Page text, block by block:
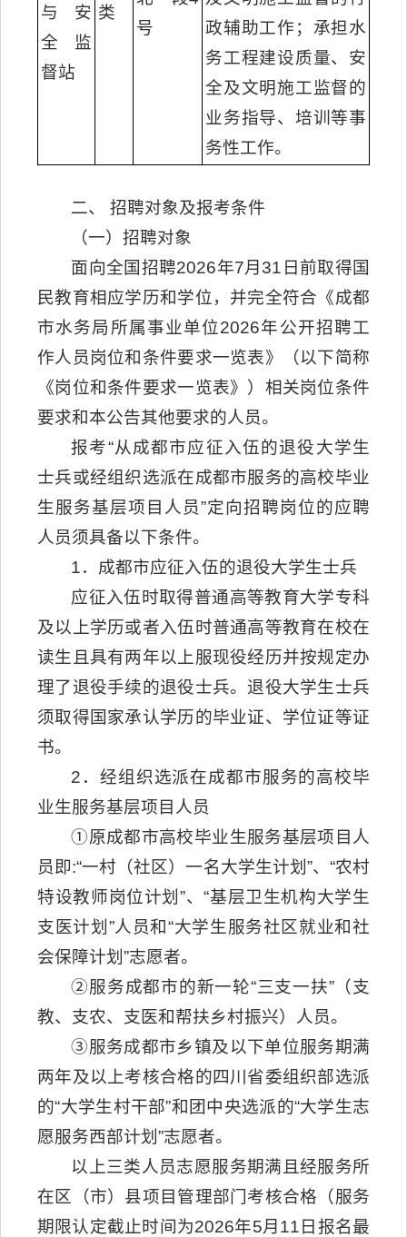
与安
全监
督站
类
号
政辅助工作；承担水
务工程建设质量、安
全及文明施工监督的
业务指导、培训等事
务性工作。
二、 招聘对象及报考条件
（一）招聘对象
面向全国招聘2026年7月31日前取得国
民教育相应学历和学位，并完全符合《成都
市水务局所属事业单位2026年公开招聘工
作人员岗位和条件要求一览表》（以下简称
《岗位和条件要求一览表》）相关岗位条件
要求和本公告其他要求的人员。
报考“从成都市应征入伍的退役大学生
士兵或经组织选派在成都市服务的高校毕业
生服务基层项目人员”定向招聘岗位的应聘
人员须具备以下条件。
1．成都市应征入伍的退役大学生士兵
应征入伍时取得普通高等教育大学专科
及以上学历或者入伍时普通高等教育在校在
读生且具有两年以上服现役经历并按规定办
理了退役手续的退役士兵。退役大学生士兵
须取得国家承认学历的毕业证、学位证等证
书。
2．经组织选派在成都市服务的高校毕
业生服务基层项目人员
①原成都市高校毕业生服务基层项目人
员即:“一村（社区）一名大学生计划”、“农村
特设教师岗位计划”、“基层卫生机构大学生
支医计划”人员和“大学生服务社区就业和社
会保障计划”志愿者。
②服务成都市的新一轮“三支一扶”（支
教、支农、支医和帮扶乡村振兴）人员。
③服务成都市乡镇及以下单位服务期满
两年及以上考核合格的四川省委组织部选派
的“大学生村干部”和团中央选派的“大学生志
愿服务西部计划”志愿者。
以上三类人员志愿服务期满且经服务所
在区（市）县项目管理部门考核合格（服务
期限认定截止时间为2026年5月11日报名最